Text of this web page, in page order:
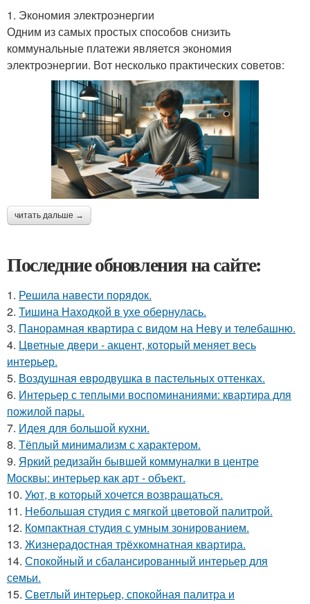
1. Экономия электроэнергии
Одним из самых простых способов снизить
коммунальные платежи является экономия
электроэнергии. Вот несколько практических советов:
читать дальше →
Последние обновления на сайте:
1. Решила навести порядок.
2. Тишина Находкой в ухе обернулась.
3. Панорамная квартира с видом на Неву и телебашню.
4. Цветные двери - акцент, который меняет весь
интерьер.
5. Воздушная евродвушка в пастельных оттенках.
6. Интерьер с теплыми воспоминаниями: квартира для
пожилой пары.
7. Идея для большой кухни.
8. Тёплый минимализм с характером.
9. Яркий редизайн бывшей коммуналки в центре
Москвы: интерьер как арт - объект.
10. Уют, в который хочется возвращаться.
11. Небольшая студия с мягкой цветовой палитрой.
12. Компактная студия с умным зонированием.
13. Жизнерадостная трёхкомнатная квартира.
14. Спокойный и сбалансированный интерьер для
семьи.
15. Светлый интерьер, спокойная палитра и